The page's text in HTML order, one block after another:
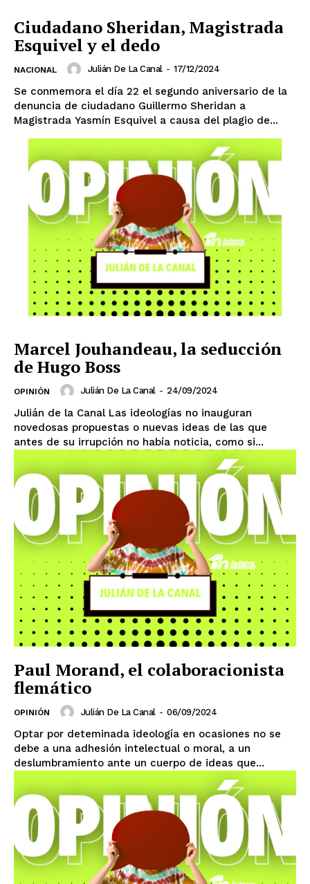
El Suplemento
Ciudadano Sheridan, Magistrada
Esquivel y el dedo
NACIONAL Julián De La Canal - 17/12/2024
Se conmemora el día 22 el segundo aniversario de la
denuncia de ciudadano Guillermo Sheridan a
Magistrada Yasmín Esquivel a causa del plagio de...
Marcel Jouhandeau, la seducción
de Hugo Boss
OPINIÓN Julián De La Canal - 24/09/2024
Julián de la Canal Las ideologías no inauguran
novedosas propuestas o nuevas ideas de las que
antes de su irrupción no había noticia, como si...
Paul Morand, el colaboracionista
flemático
OPINIÓN Julián De La Canal - 06/09/2024
Optar por deteminada ideología en ocasiones no se
debe a una adhesión intelectual o moral, a un
deslumbramiento ante un cuerpo de ideas que...